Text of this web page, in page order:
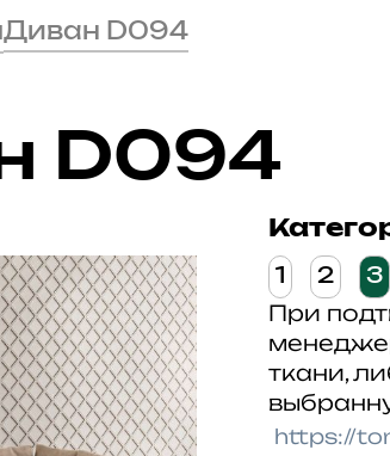
Диван D094
D094
1 2 3
При
ткани,